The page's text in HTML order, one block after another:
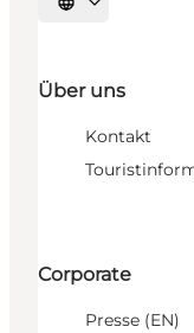
Sprache auswählen
Über uns
Kontakt
Corporate
Presse (EN)